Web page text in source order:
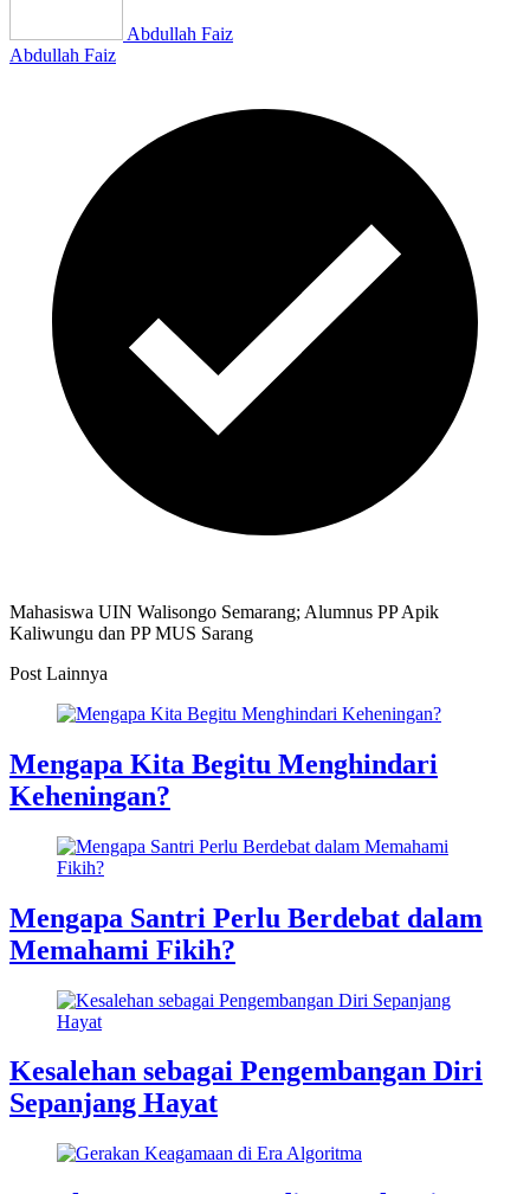
Abdullah Faiz
Abdullah Faiz
Mahasiswa UIN Walisongo Semarang; Alumnus PP Apik
Kaliwungu dan PP MUS Sarang
Post Lainnya
Mengapa Kita Begitu Menghindari
Keheningan?
Mengapa Santri Perlu Berdebat dalam
Memahami Fikih?
Kesalehan sebagai Pengembangan Diri
Sepanjang Hayat